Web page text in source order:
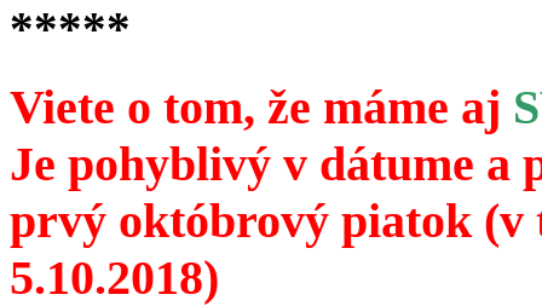
*****
Viete o tom, že máme aj
Je pohyblivý v dátume a
prvý októbrový piatok
5.10.2018)